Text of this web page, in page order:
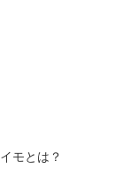
モとは？